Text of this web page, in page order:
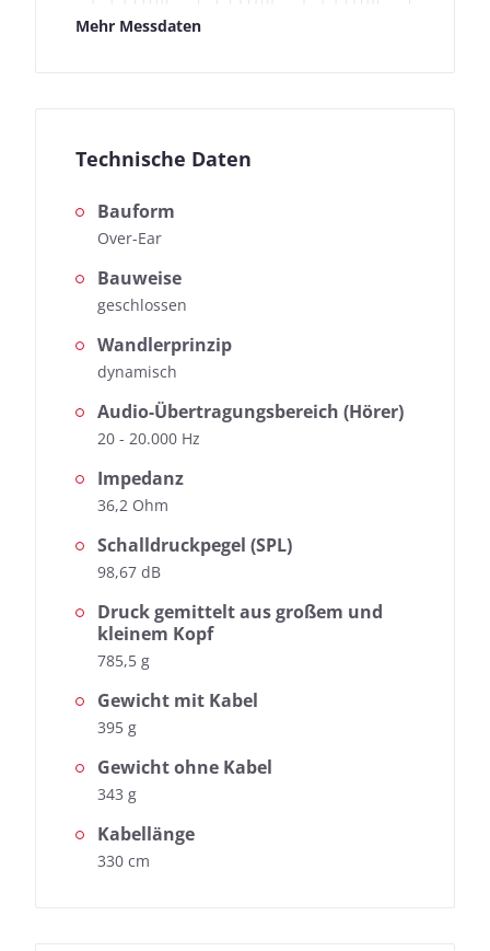
Mehr Messdaten
Technische Daten
Bauform
Over-Ear
Bauweise
geschlossen
Wandlerprinzip
dynamisch
Audio-Übertragungsbereich (Hörer)
20 - 20.000 Hz
Impedanz
36,2 Ohm
Schalldruckpegel (SPL)
98,67 dB
Druck gemittelt aus großem und
kleinem Kopf
785,5 g
Gewicht mit Kabel
395 g
Gewicht ohne Kabel
343 g
Kabellänge
330 cm